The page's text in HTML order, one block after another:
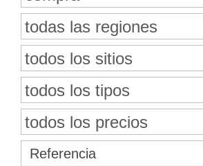
todas las regiones
todos los sitios
todos los tipos
todos los precios